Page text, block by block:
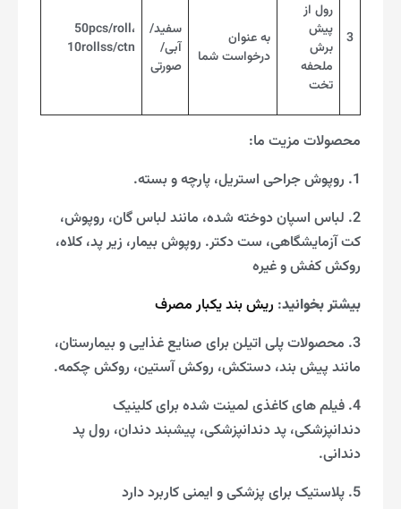
3
رول از
پیش
برش
ملحفه
تخت
به عنوان
درخواست شما
سفید/
آبی/
صورتی
50pcs/roll،
10rollss/ctn
محصولات مزیت ما:
1. روپوش جراحی استریل، پارچه و بسته.
2. لباس اسپان دوخته شده، مانند لباس گان، روپوش،
کت آزمایشگاهی، ست دکتر. روپوش بیمار، زیر پد، کلاه،
روکش کفش و غیره
بیشتر بخوانید: ریش بند یکبار مصرف
3. محصولات پلی اتیلن برای صنایع غذایی و بیمارستان،
مانند پیش بند، دستکش، روکش آستین، روکش چکمه.
4. فیلم های کاغذی لمینت شده برای کلینیک
دندانپزشکی، پد دندانپزشکی، پیشبند دندان، رول پد
دندانی.
5. پلاستیک برای پزشکی و ایمنی کاربرد دارد